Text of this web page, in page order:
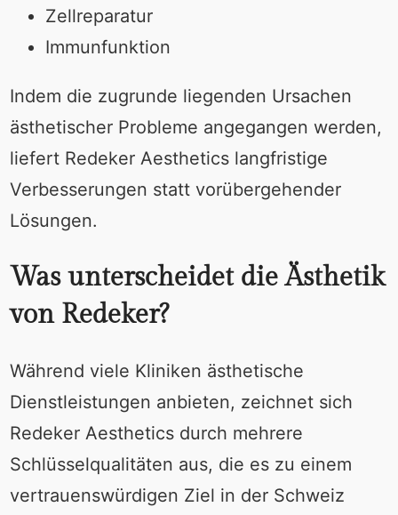
Zellreparatur
Immunfunktion
Indem die zugrunde liegenden Ursachen
ästhetischer Probleme angegangen werden,
liefert Redeker Aesthetics langfristige
Verbesserungen statt vorübergehender
Lösungen.
Was unterscheidet die Ästhetik
von Redeker?
Während viele Kliniken ästhetische
Dienstleistungen anbieten, zeichnet sich
Redeker Aesthetics durch mehrere
Schlüsselqualitäten aus, die es zu einem
vertrauenswürdigen Ziel in der Schweiz